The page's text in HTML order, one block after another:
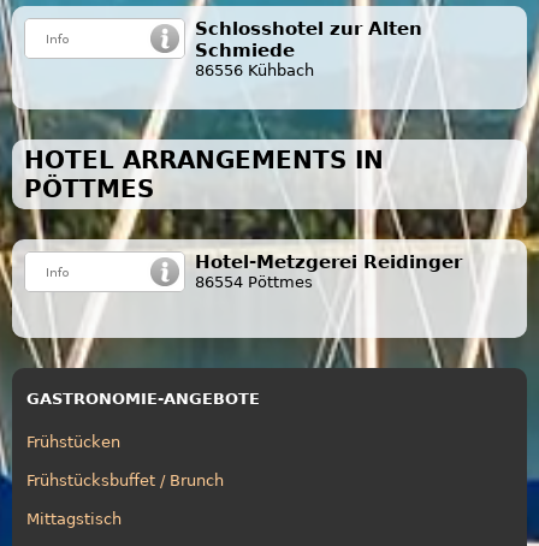
Schlosshotel zur Alten
Schmiede
86556 Kühbach
HOTEL ARRANGEMENTS IN
PÖTTMES
Hotel-Metzgerei Reidinger
86554 Pöttmes
GASTRONOMIE-ANGEBOTE
Frühstücken
Frühstücksbuffet / Brunch
Mittagstisch